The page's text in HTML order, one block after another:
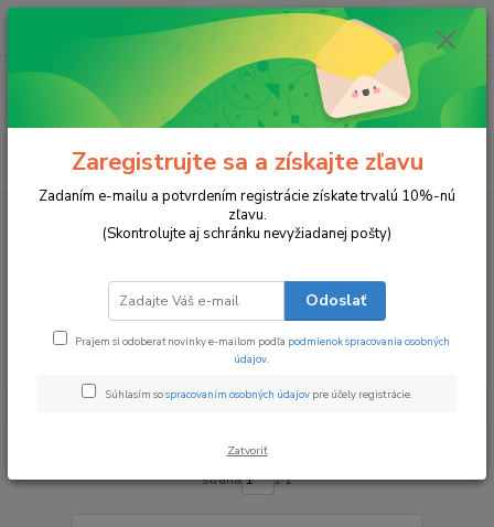
Hľadať
ks
za0 €
Medové sviečky (vôňa medu)
Upresniť parametre
Najnovšie Najlacnejšie Najdrahšie
strana z 1
Zaregistrujte sa a získajte zľavu
Zadaním e-mailu a potvrdením registrácie získate trvalú 10%-nú
zľavu.
(Skontrolujte aj schránku nevyžiadanej pošty)
Odoslať
Prajem si odoberať novinky e-mailom podľa podmienok spracovania osobných
údajov
Súhlasím sospracovaním osobných údajov pre účely registrácie.
Zatvoriť